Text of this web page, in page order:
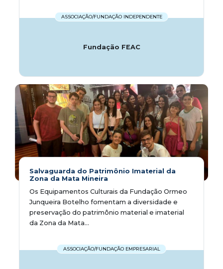
ASSOCIAÇÃO/FUNDAÇÃO INDEPENDENTE
Fundação FEAC
Salvaguarda do Patrimônio Imaterial da
Zona da Mata Mineira
Os Equipamentos Culturais da Fundação Ormeo
Junqueira Botelho fomentam a diversidade e
preservação do patrimônio material e imaterial
da Zona da Mata...
ASSOCIAÇÃO/FUNDAÇÃO EMPRESARIAL